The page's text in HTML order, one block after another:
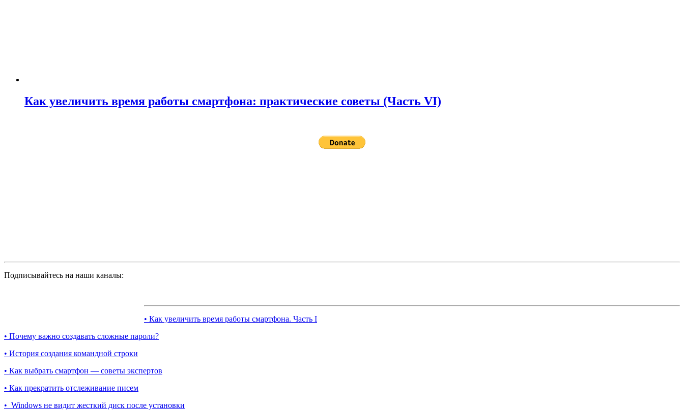
Как увеличить время работы смартфона: практические советы (Часть VI)
Подписывайтесь на наши каналы:
• Как увеличить время работы смартфона. Часть I
• Почему важно создавать сложные пароли?
• История создания командной строки
• Как выбрать смартфон — советы экспертов
• Как прекратить отслеживание писем
• Windows не видит жесткий диск после установки